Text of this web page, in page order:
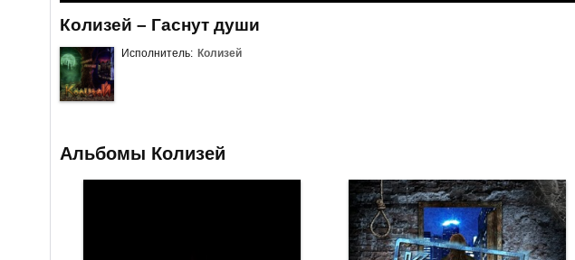
Колизей – Гаснут души
Исполнитель: Колизей
Альбомы Колизей